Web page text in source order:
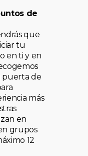
de
que
tu
en ti y en
puerta de
más
en
grupos
12